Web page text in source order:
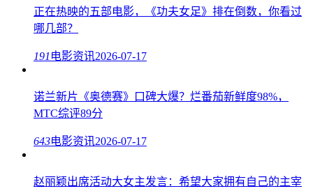
正在热映的五部电影，《功夫女足》排在倒数，你看过
哪几部？
191 电影资讯2026-07-17
诺兰新片《奥德赛》口碑大爆？烂番茄新鲜度98%，
MTC综评89分
643电影资讯2026-07-17
赵丽颖出席活动大女主发言：希望大家拥有自己的主宰